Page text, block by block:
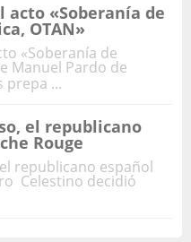
acto «Soberanía de
OTAN»
«Soberanía de
Manuel Pardo de
prepa ...
el republicano
Rouge
republicano español
Celestino decidió